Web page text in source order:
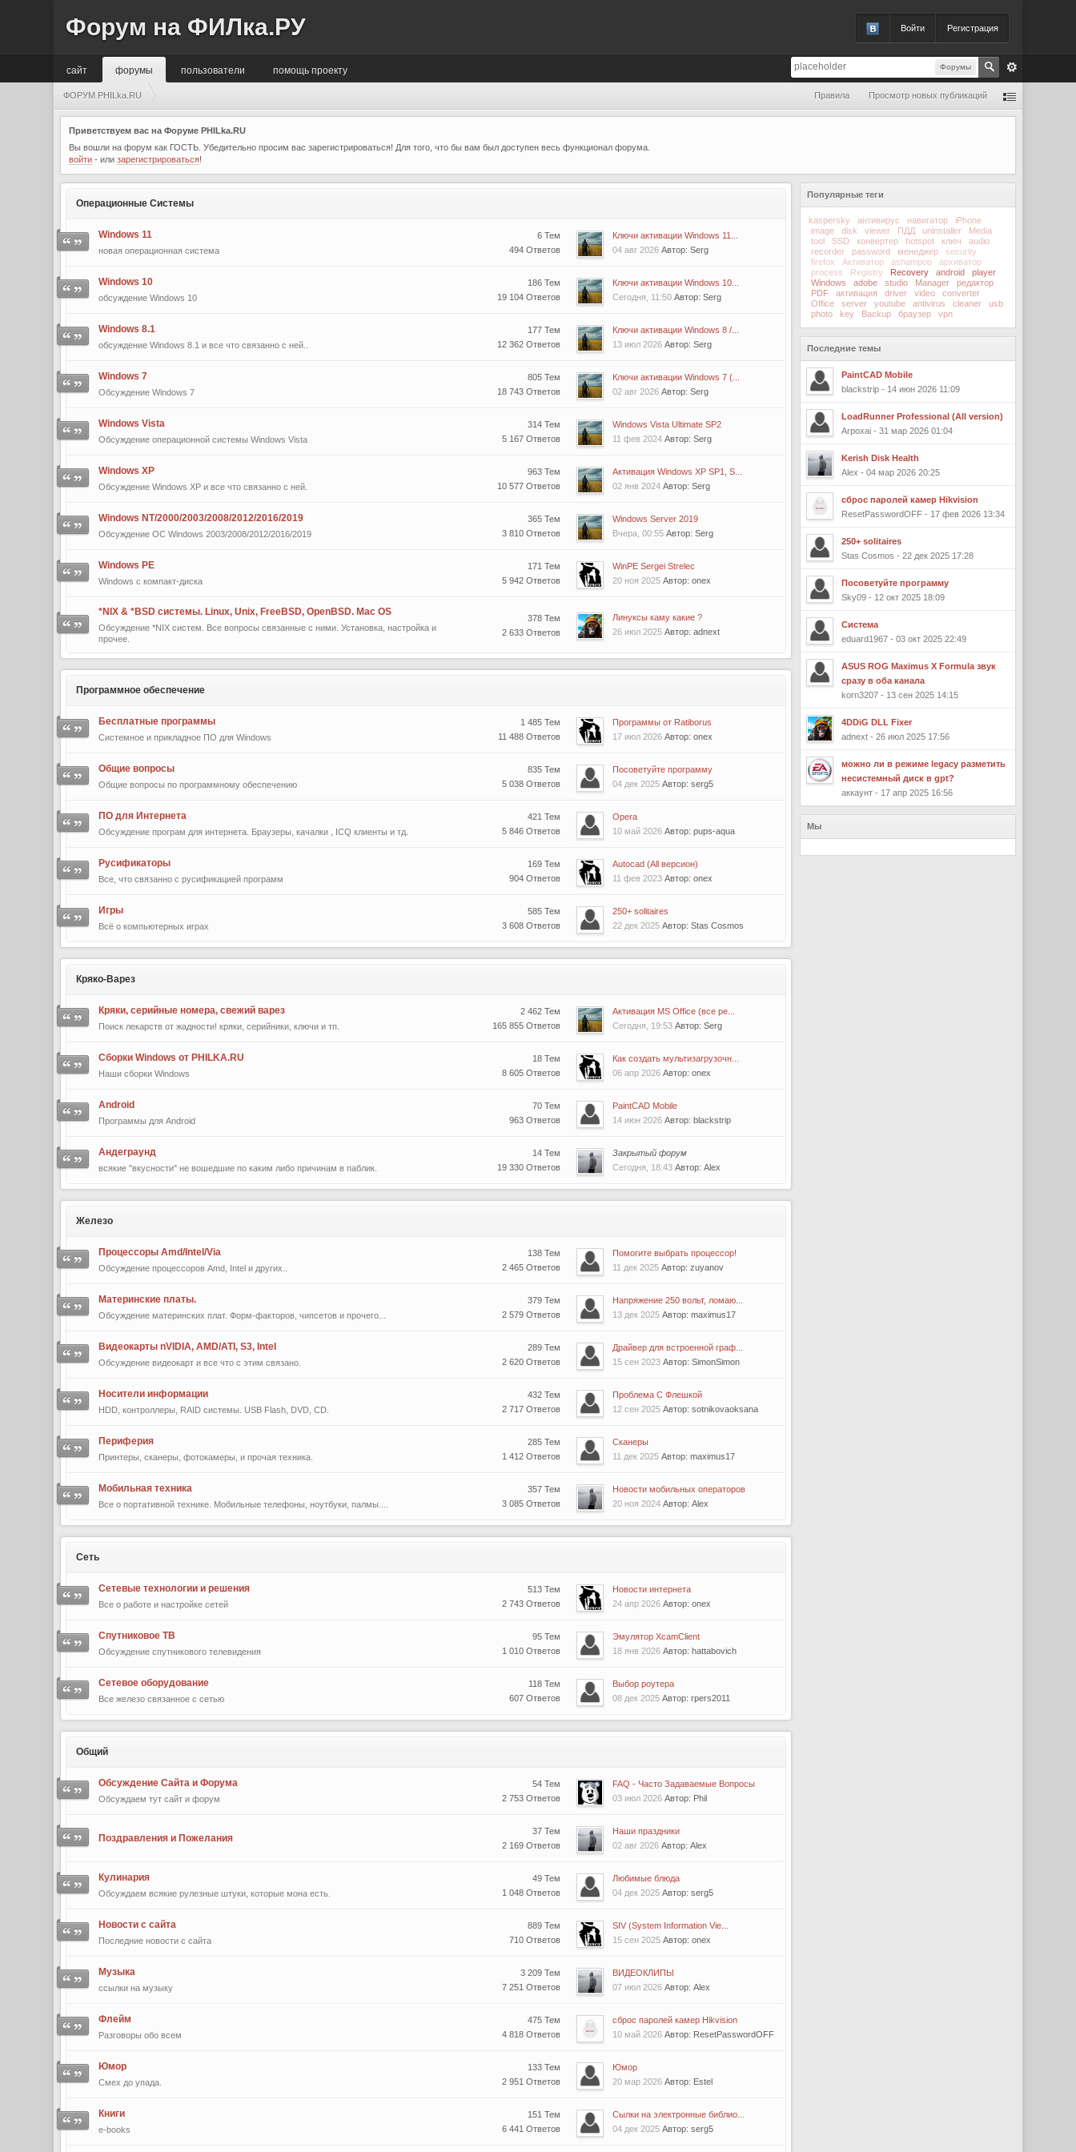
Войти Регистрация
Форум на ФИЛка.РУ
Форумы
сайт помощь проекту
форумы пользователи
ФОРУМ PHILka.RU Правила Просмотр новых публикаций
Приветствуем вас на Форуме PHILka.RU
Вы вошли на форум как ГОСТЬ. Убедительно просим вас зарегистрироваться! Для того, что бы вам был доступен весь функционал форума.
войти - илизарегистрироваться!
Операционные Системы
Windows 11
новая операционная система
6 Тем
494 Ответов
Ключи активации Windows 11...
04 авг 2026 Автор: Serg
Windows 10
обсуждение Windows 10
186 Тем
19 104 Ответов
Ключи активации Windows 10...
Сегодня, 11:50 Автор: Serg
Windows 8.1
обсуждение Windows 8.1 и все что связанно с ней..
177 Тем
12 362 Ответов
Ключи активации Windows 8 /...
13 июл 2026 Автор: Serg
Windows 7
Обсуждение Windows 7
805 Тем
18 743 Ответов
Ключи активации Windows 7 (...
02 авг 2026 Автор: Serg
Windows Vista
Обсуждение операционной системы Windows Vista
314 Тем
5 167 Ответов
Windows Vista Ultimate SP2
11 фев 2024 Автор: Serg
Windows XP
Обсуждение Windows XP и все что связанно с ней.
963 Тем
10 577 Ответов
Активация Windows XP SP1, S...
02 янв 2024 Автор: Serg
Windows NT/2000/2003/2008/2012/2016/2019
Обсуждение ОС Windows 2003/2008/2012/2016/2019
365 Тем
3 810 Ответов
Windows Server 2019
Вчера, 00:55 Автор: Serg
Windows PE
Windows с компакт-диска
171 Тем
5 942 Ответов
WinPE Sergei Strelec
20 ноя 2025 Автор: onex
*NIX & *BSD сиcтемы. Linux, Unix, FreeBSD, OpenBSD. Mac OS
Обсуждение *NIX систем. Все вопросы связанные с ними. Установка, настройка и
прочее.
378 Тем
2 633 Ответов
Линуксы каму какие ?
26 июл 2025 Автор: adnext
Программное обеспечение
Бесплатные программы
Системное и прикладное ПО для Windows
1 485 Тем
11 488 Ответов
Программы от Ratiborus
17 июл 2026 Автор: onex
Общие вопросы
Общие вопросы по программному обеспечению
835 Тем
5 038 Ответов
Посоветуйте программу
04 дек 2025 Автор: serg5
ПО для Интернета
Обсуждение програм для интернета. Браузеры, качалки , ICQ клиенты и тд.
421 Тем
5 846 Ответов
Opera
10 май 2026 Автор: pups-aqua
Русификаторы
Все, что связанно с русификацией программ
169 Тем
904 Ответов
Autocad (All версион)
11 фев 2023 Автор: onex
Игры
Всё о компьютерных играх
585 Тем
3 608 Ответов
250+ solitaires
22 дек 2025 Автор: Stas Cosmos
Кряко-Варез
Кряки, серийные номера, свежий варез
Поиск лекарств от жадности! кряки, серийники, ключи и тп.
2 462 Тем
165 855 Ответов
Активация MS Office (все ре...
Сегодня, 19:53 Автор: Serg
Сборки Windows от PHILKA.RU
Наши сборки Windows
18 Тем
8 605 Ответов
Как создать мультизагрузочн...
06 апр 2026 Автор: onex
Android
Программы для Android
70 Тем
963 Ответов
PaintCAD Mobile
14 июн 2026 Автор: blackstrip
Андеграунд
всякие "вкусности" не вошедшие по каким либо причинам в паблик.
14 Тем
19 330 Ответов
Закрытый форум
Сегодня, 18:43Автор: Alex
Железо
Процессоры Amd/Intel/Via
Обсуждение процессоров Amd, Intel и других..
138 Тем
2 465 Ответов
Помогите выбрать процессор!
11 дек 2025 Автор: zuyanov
Материнские платы.
Обсуждение материнских плат. Форм-факторов, чипсетов и прочего...
379 Тем
2 579 Ответов
Напряжение 250 вольт, ломаю...
13 дек 2025 Автор: maximus17
Видеокарты nVIDIA, AMD/ATI, S3, Intel
Обсуждение видеокарт и все что с этим связано.
289 Тем
2 620 Ответов
Драйвер для встроенной граф...
15 сен 2023 Автор: SimonSimon
Носители информации
HDD, контроллеры, RAID системы. USB Flash, DVD, CD.
432 Тем
2 717 Ответов
Проблема С Флешкой
12 сен 2025 Автор: sotnikovaoksana
Периферия
Принтеры, сканеры, фотокамеры, и прочая техника.
285 Тем
1 412 Ответов
Сканеры
11 дек 2025 Автор: maximus17
Мобильная техника
Все о портативной технике. Мобильные телефоны, ноутбуки, палмы....
357 Тем
3 085 Ответов
Новости мобильных операторов
20 ноя 2024 Автор: Alex
Сеть
Сетевые технологии и решения
Все о работе и настройке сетей
513 Тем
2 743 Ответов
Новости интернета
24 апр 2026 Автор: onex
Спутниковое ТВ
Обсуждение спутникового телевидения
95 Тем
1 010 Ответов
Эмулятор XcamClient
18 янв 2026 Автор: hattabovich
Сетевое оборудование
Все железо связанное с сетью
118 Тем
607 Ответов
Выбор роутера
08 дек 2025 Автор: rpers2011
Общий
Обсуждение Сайта и Форума
Обсуждаем тут сайт и форум
54 Тем
2 753 Ответов
FAQ - Часто Задаваемые Вопросы
03 июл 2026 Автор: Phil
Поздравления и Пожелания
37 Тем
2 169 Ответов
Наши праздники
02 авг 2026 Автор: Alex
Кулинария
Обсуждаем всякие рулезные штуки, которые мона есть.
49 Тем
1 048 Ответов
Любимые блюда
04 дек 2025 Автор: serg5
Новости с сайта
Последние новости с сайта
889 Тем
710 Ответов
SIV (System Information Vie...
15 сен 2025 Автор: onex
Музыка
ссылки на музыку
3 209 Тем
7 251 Ответов
ВИДЕОКЛИПЫ
07 июл 2026 Автор: Alex
Флейм
Разговоры обо всем
475 Тем
4 818 Ответов
сброс паролей камер Hikvision
10 май 2026 Автор: ResetPasswordOFF
Юмор
Смех до упада.
133 Тем
2 951 Ответов
Юмор
20 мар 2026 Автор: Estel
Книги
e-books
151 Тем
6 441 Ответов
Сылки на электронные библио...
04 дек 2025 Автор: serg5
Популярные теги
kaspersky антивирус навигатор
iPhone
image
disk viewer ПДД uninstaller
Media
tool
SSD конвертер hotspot ключ
audio
recorder
password менеджер
security
firefox
Активатор ashampoo
архиватор
process
Registry Recovery android
player
Windows
adobe studio Manager
редактор
PDF
активация driver video
converter
Office
server youtube antivirus cleaner
usb
photo
key Backup браузер vpn
Последние темы
PaintCAD Mobile
blackstrip - 14 июн 2026 11:09
LoadRunner Professional (All version)
Arpoxai - 31 мар 2026 01:04
Kerish Disk Health
Alex - 04 мар 2026 20:25
сброс паролей камер Hikvision
ResetPasswordOFF - 17 фев 2026 13:34
250+ solitaires
Stas Cosmos - 22 дек 2025 17:28
Посоветуйте программу
Sky09 - 12 окт 2025 18:09
Система
eduard1967 - 03 окт 2025 22:49
ASUS ROG Maximus X Formula звук
сразу в оба канала
korn3207 - 13 сен 2025 14:15
4DDiG DLL Fixer
adnext - 26 июл 2025 17:56
можно ли в режиме legacy разметить
несистемный диск в gpt?
аккаунт - 17 апр 2025 16:56
Мы